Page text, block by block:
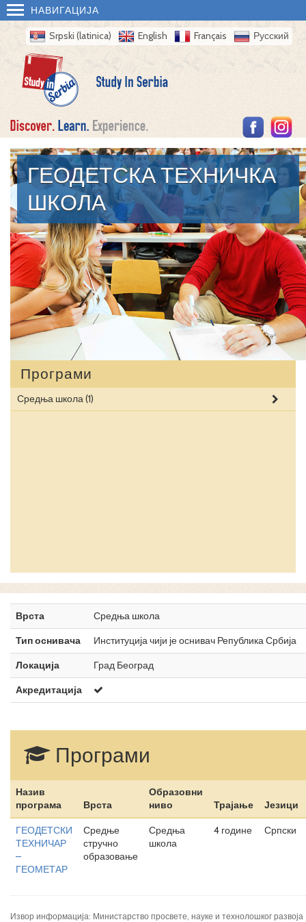
НАВИГАЦИЈА
Srpski (latinica) English Français Русский
ГЕОДЕТСКА ТЕХНИЧКА
ШКОЛА
Програми
Средња школа(1)
Врста
Средња школа
Тип оснивача
Институција чији је оснивач Република Србија
Локација
Град Београд
Акредитација
Програми
Назив
програма
Врста
Образовни
ниво
Трајање Језици
ГЕОДЕТСКИ
ТЕХНИЧАР
–
ГЕОМЕТАР
Средње
стручно
образовање
Средња
школа
4 године Српски
Извор информација: Министарство просвете, науке и технолошког развоја